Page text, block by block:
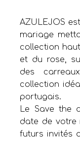
AZULEJOS
mariage
collection
et du rose,
des
collection
portugais.
Le Save the
date de votre
futurs invités